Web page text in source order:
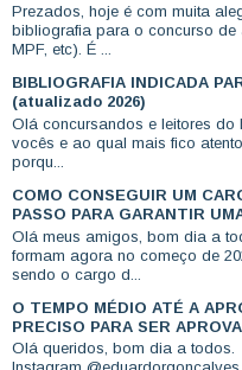
Prezados, hoje é com muita
bibliografia para o concurso de
MPF, etc). É ...
BIBLIOGRAFIA INDICADA
(atualizado 2026)
Olá concursandos e leitores
vocês e ao qual mais fico
porqu...
COMO CONSEGUIR UM
PASSO PARA GARANTIR
Olá meus amigos, bom dia a
formam agora no começo de
sendo o cargo d...
O TEMPO MÉDIO ATÉ A
PRECISO PARA SER
Olá queridos, bom dia a